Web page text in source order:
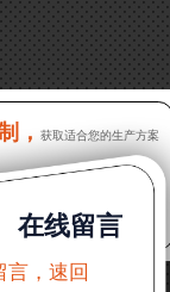
及报价，有什
，加工石灰石
？给个详细
， 获取适合您的生产方案
在线留言
言，速回